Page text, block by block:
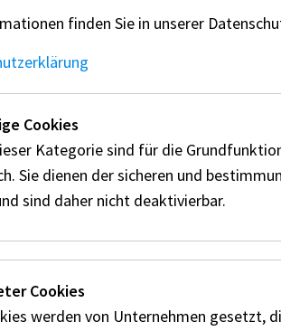
DALL
Erwin Huber
Huber
(ARBÖ Team Steyr)
(MSC Kitzbühel)
ROSNER (ÖAMTC ZV
(RDS-Kaltenegger GmbH)
PETRAKOVITS (RX Motorsport Club)
finden Sie in unserer
Cookies
Kategorie sind für die
Sie dienen der sicheren und
sind daher nicht deaktivierbar.
Cookies
werden von Unternehmen gesetzt,